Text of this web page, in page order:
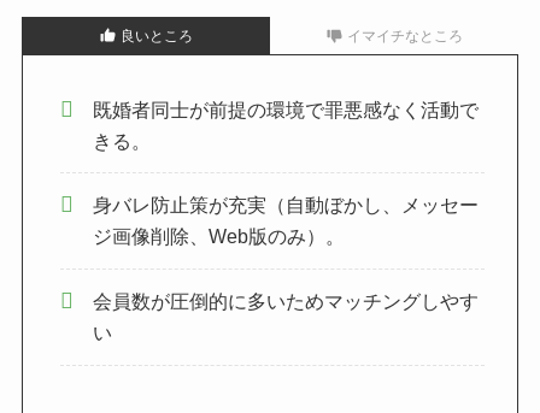
良いところ イマイチなところ
既婚者同士が前提の環境で罪悪感なく活動で
きる。
身バレ防止策が充実（自動ぼかし、メッセー
ジ画像削除、Web版のみ）。
会員数が圧倒的に多いためマッチングしやす
い